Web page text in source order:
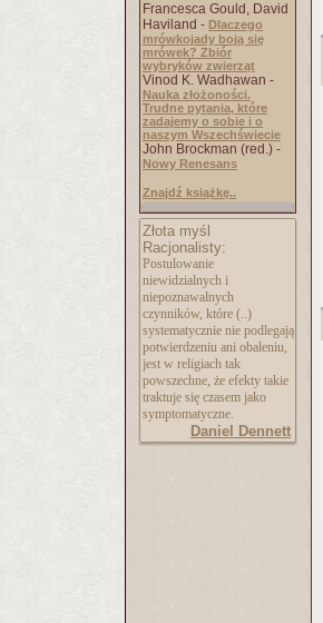
Francesca Gould, David
Haviland - Dlaczego
mrówkojady boją się
mrówek? Zbiór
wybryków zwierząt
Vinod K. Wadhawan -
Nauka złożoności.
Trudne pytania, które
zadajemy o sobie i o
naszym Wszechświecie
John Brockman (red.) -
Nowy Renesans
Znajdź książkę..
Złota myśl
Racjonalisty:
Postulowanie
niewidzialnych i
niepoznawalnych
czynników, które (..)
systematycznie nie podlegają
potwierdzeniu ani obaleniu,
jest w religiach tak
powszechne, że efekty takie
traktuje się czasem jako
symptomatyczne.
Daniel Dennett